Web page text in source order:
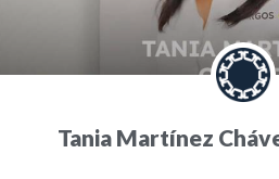
Tania Martínez